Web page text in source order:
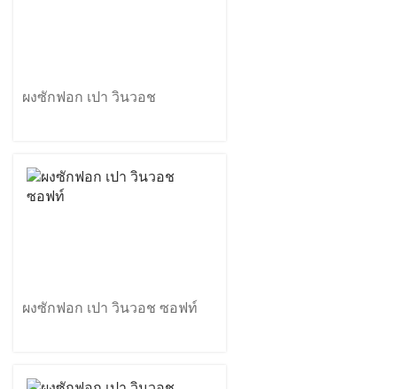
ผงซักฟอก เปา วินวอช
ผงซักฟอก เปา วินวอช ซอฟท์